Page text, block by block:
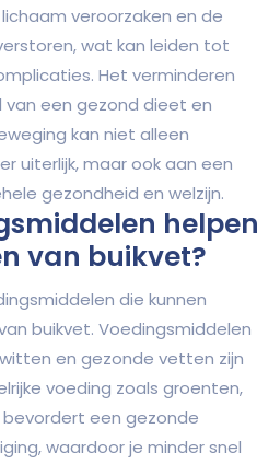
veroorzaken en de
wat kan leiden tot
Het verminderen
een gezond dieet en
kan niet alleen
uiterlijk, maar ook aan een
gezondheid en welzijn.
helpen
van buikvet?
die kunnen
buikvet. Voedingsmiddelen
en gezonde vetten zijn
voeding zoals groenten,
een gezonde
waardoor je minder snel